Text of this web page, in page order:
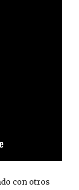
con otros